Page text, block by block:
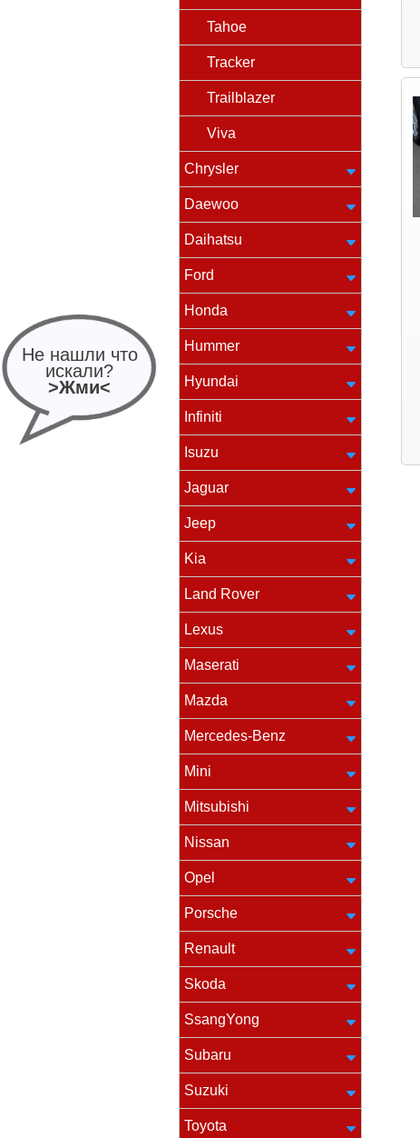
Не нашли что
искали?
>Жми<
Tahoe
Tracker
Trailblazer
Viva
Chrysler
Daewoo
Daihatsu
Ford
Honda
Hummer
Hyundai
Infiniti
Isuzu
Jaguar
Jeep
Kia
Land Rover
Lexus
Maserati
Mazda
Mercedes-Benz
Mini
Mitsubishi
Nissan
Opel
Porsche
Renault
Skoda
SsangYong
Subaru
Suzuki
Toyota